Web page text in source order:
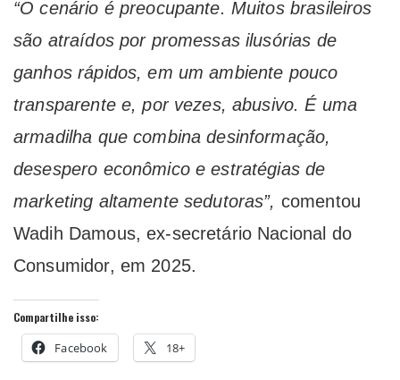
“O cenário é preocupante. Muitos brasileiros
são atraídos por promessas ilusórias de
ganhos rápidos, em um ambiente pouco
transparente e, por vezes, abusivo. É uma
armadilha que combina desinformação,
desespero econômico e estratégias de
marketing altamente sedutoras”, comentou
Wadih Damous, ex-secretário Nacional do
Consumidor, em 2025.
Compartilhe isso:
Facebook 18+